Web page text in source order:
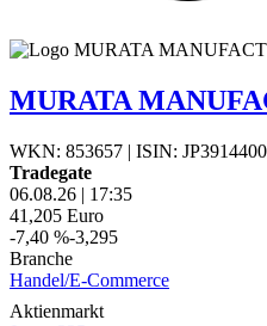
MURATA
WKN: 853657 | ISIN:
Tradegate
06.08.26 | 17:35
41,205 Euro
-7,40 %-3,295
Branche
Handel/E-Commerce
Aktienmarkt